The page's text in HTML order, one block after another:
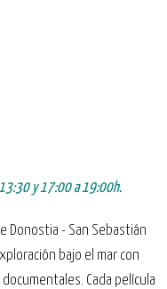
13:30 y 17:00 a 19:00h.
Donostia - San Sebastián
bajo el mar con
Cada película